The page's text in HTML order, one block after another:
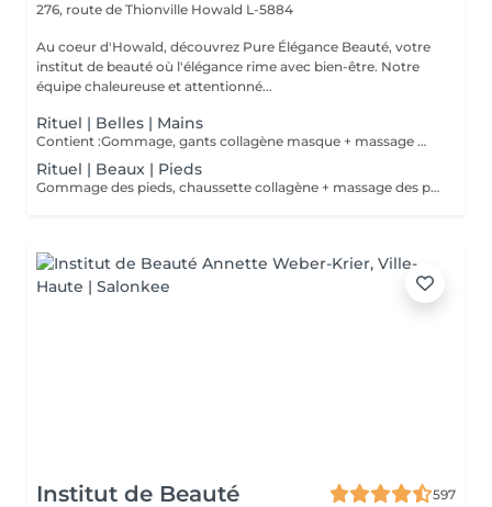
276, route de Thionville Howald L-5884
Au coeur d'Howald, découvrez Pure Élégance Beauté, votre
institut de beauté où l'élégance rime avec bien-être. Notre
équipe chaleureuse et attentionné...
Rituel | Belles | Mains
Contient :Gommage, gants collagène masque + massage mains
Rituel | Beaux | Pieds
Gommage des pieds, chaussette collagène + massage des pieds
Institut de Beauté 597